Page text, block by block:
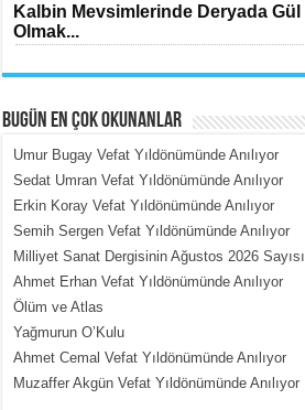
Kalbin Mevsimlerinde Deryada Gül
Olmak...
MEHMET ÇOBAN
İçerdeki Put Dışardaki Maskeler...
BUGÜN EN ÇOK OKUNANLAR
Umur Bugay Vefat Yıldönümünde Anılıyor
Sedat Umran Vefat Yıldönümünde Anılıyor
Erkin Koray Vefat Yıldönümünde Anılıyor
Semih Sergen Vefat Yıldönümünde Anılıyor
Milliyet Sanat Dergisinin Ağustos 2026 Sayısı
Ahmet Erhan Vefat Yıldönümünde Anılıyor
Ölüm ve Atlas
Yağmurun O’Kulu
Ahmet Cemal Vefat Yıldönümünde Anılıyor
Muzaffer Akgün Vefat Yıldönümünde Anılıyor